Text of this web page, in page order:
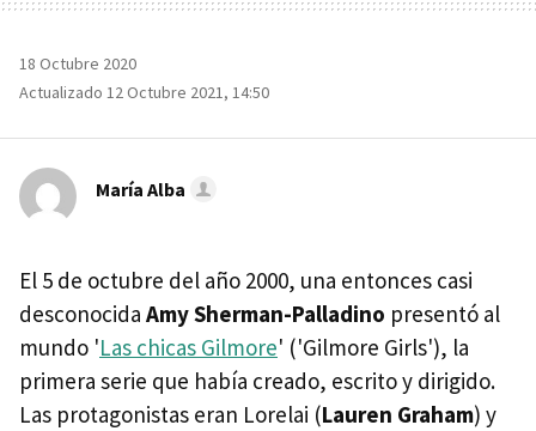
18 Octubre 2020
Actualizado 12 Octubre 2021, 14:50
María Alba
El 5 de octubre del año 2000, una entonces casi
desconocida Amy Sherman-Palladino presentó al
mundo 'Las chicas Gilmore' ('Gilmore Girls'), la
primera serie que había creado, escrito y dirigido.
Las protagonistas eran Lorelai (Lauren Graham) y